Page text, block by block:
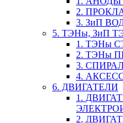
2.
3. ЗиП
5. ТЭНы, ЗиП
1. ТЭНы
2. ТЭНы
3.
4.
6. ДВИГАТЕЛИ
1.
2.